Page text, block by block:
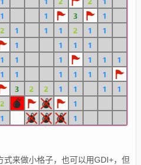
式来做小格子，也可以用GDI+，但